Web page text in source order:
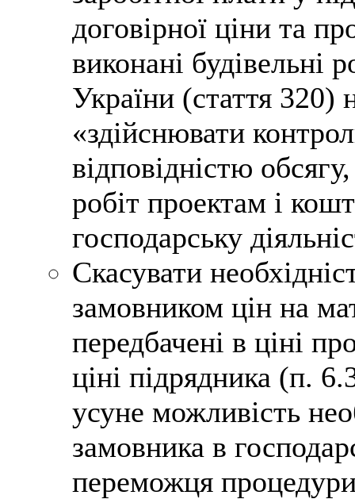
договірної ціни та
виконані будівельні
України (стаття 320)
«здійснювати
відповідністю
робіт проектам і
господарську
Скасувати
замовником цін на
передбачені в ціні
ціні підрядника (п.
усуне можливість
замовника в
переможця процедури